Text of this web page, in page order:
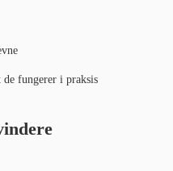
fungerer i praksis